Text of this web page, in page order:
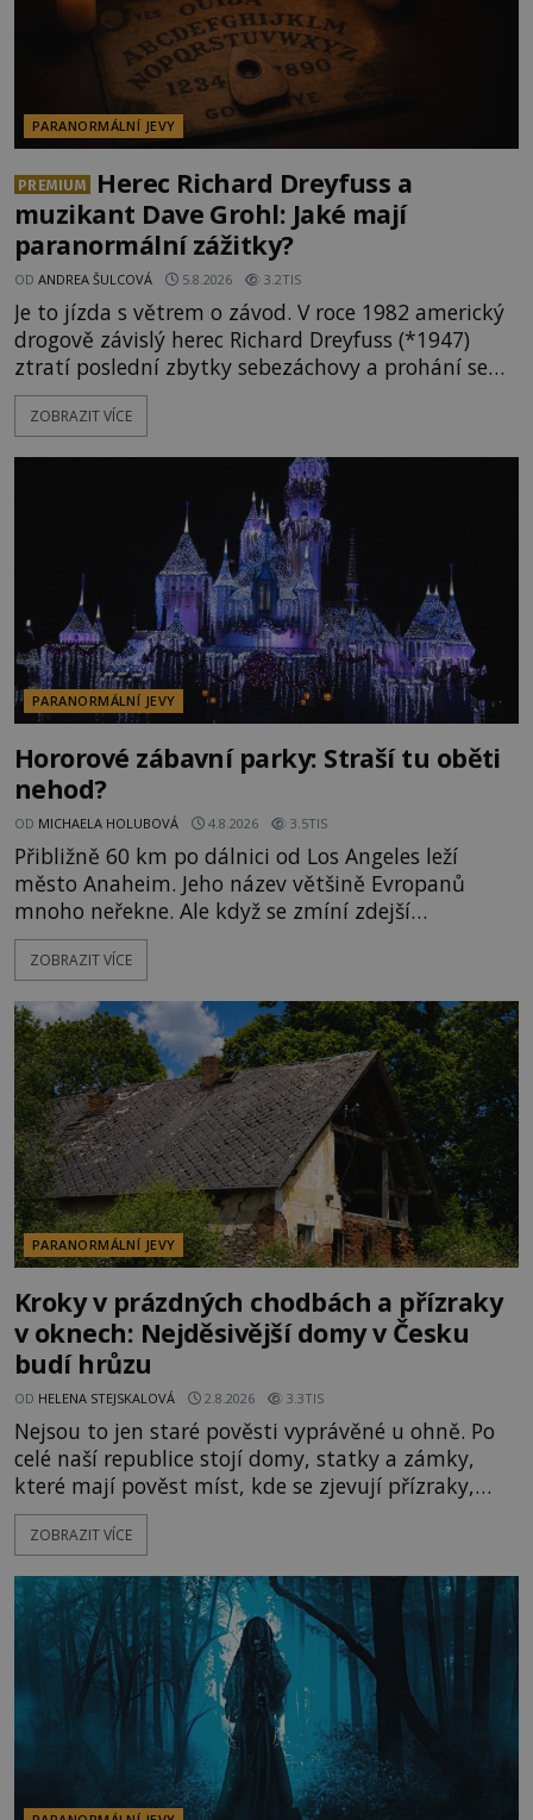
PARANORMÁLNÍ JEVY
PREMIUM
Herec Richard Dreyfuss a
muzikant Dave Grohl: Jaké mají
paranormální zážitky?
OD ANDREA ŠULCOVÁ 5.8.2026 3.2TIS
Je to jízda s větrem o závod. V roce 1982 americký
drogově závislý herec Richard Dreyfuss (*1947)
ztratí poslední zbytky sebezáchovy a prohání se
po silnicích ve svém mercedesu jako utržený ze
řetězu. Vše vyvrcholí katastrofou, když to Dreyfuss
následně nalezne schovaný kokain. Tímto
momentem se slavnému
ZOBRAZIT VÍCE
PARANORMÁLNÍ JEVY
Hororové zábavní parky: Straší tu oběti
nehod?
OD MICHAELA HOLUBOVÁ 4.8.2026 3.5TIS
Přibližně 60 km po dálnici od Los Angeles leží
město Anaheim. Jeho název většině Evropanů
mnoho neřekne. Ale když se zmíní zdejší
Disneyland, je hned jasno. Zábavní park vyroste na
poklidném místě bývalého sadu pomerančovníků.
kolem 17 000 000 zábavychtivých lidí ročně. A ač je
velká snaha to utajit, někteří z
ZOBRAZIT VÍCE
PARANORMÁLNÍ JEVY
Kroky v prázdných chodbách a přízraky
v oknech: Nejděsivější domy v Česku
budí hrůzu
OD HELENA STEJSKALOVÁ 2.8.2026 3.3TIS
Nejsou to jen staré pověsti vyprávěné u ohně. Po
celé naší republice stojí domy, statky a zámky,
které mají pověst míst, kde se zjevují přízraky,
ozývají nevysvětlitelné zvuky nebo se dějí podivné
jevy. Zatímco historici většinou hledají racionální
lokality vykazují nápadně podobná svědectví po
celé generace. A právě tato opakující se svědectví
ZOBRAZIT VÍCE